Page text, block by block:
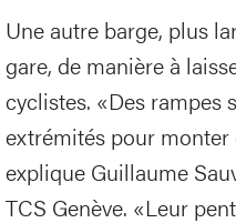
Une autre barge, plus
gare, de manière à
cyclistes. «Des rampes
extrémités pour
explique Guillaume
TCS Genève. «Leur